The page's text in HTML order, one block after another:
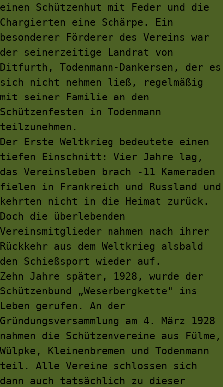
einen Schützenhut mit Feder und die
Chargierten eine Schärpe. Ein
besonderer Förderer des Vereins war
der seinerzeitige Landrat von
Ditfurth, Todenmann-Dankersen, der es
sich nicht nehmen ließ, regelmäßig
mit seiner Familie an den
Schützenfesten in Todenmann
teilzunehmen.
Der Erste Weltkrieg bedeutete einen
tiefen Einschnitt: Vier Jahre lag,
das Vereinsleben brach -11 Kameraden
fielen in Frankreich und Russland und
kehrten nicht in die Heimat zurück.
Doch die überlebenden
Vereinsmitglieder nahmen nach ihrer
Rückkehr aus dem Weltkrieg alsbald
den Schießsport wieder auf.
Zehn Jahre später, 1928, wurde der
Schützenbund „Weserbergkette" ins
Leben gerufen. An der
Gründungsversammlung am 4. März 1928
nahmen die Schützenvereine aus Fülme,
Wülpke, Kleinenbremen und Todenmann
teil. Alle Vereine schlossen sich
dann auch tatsächlich zu dieser